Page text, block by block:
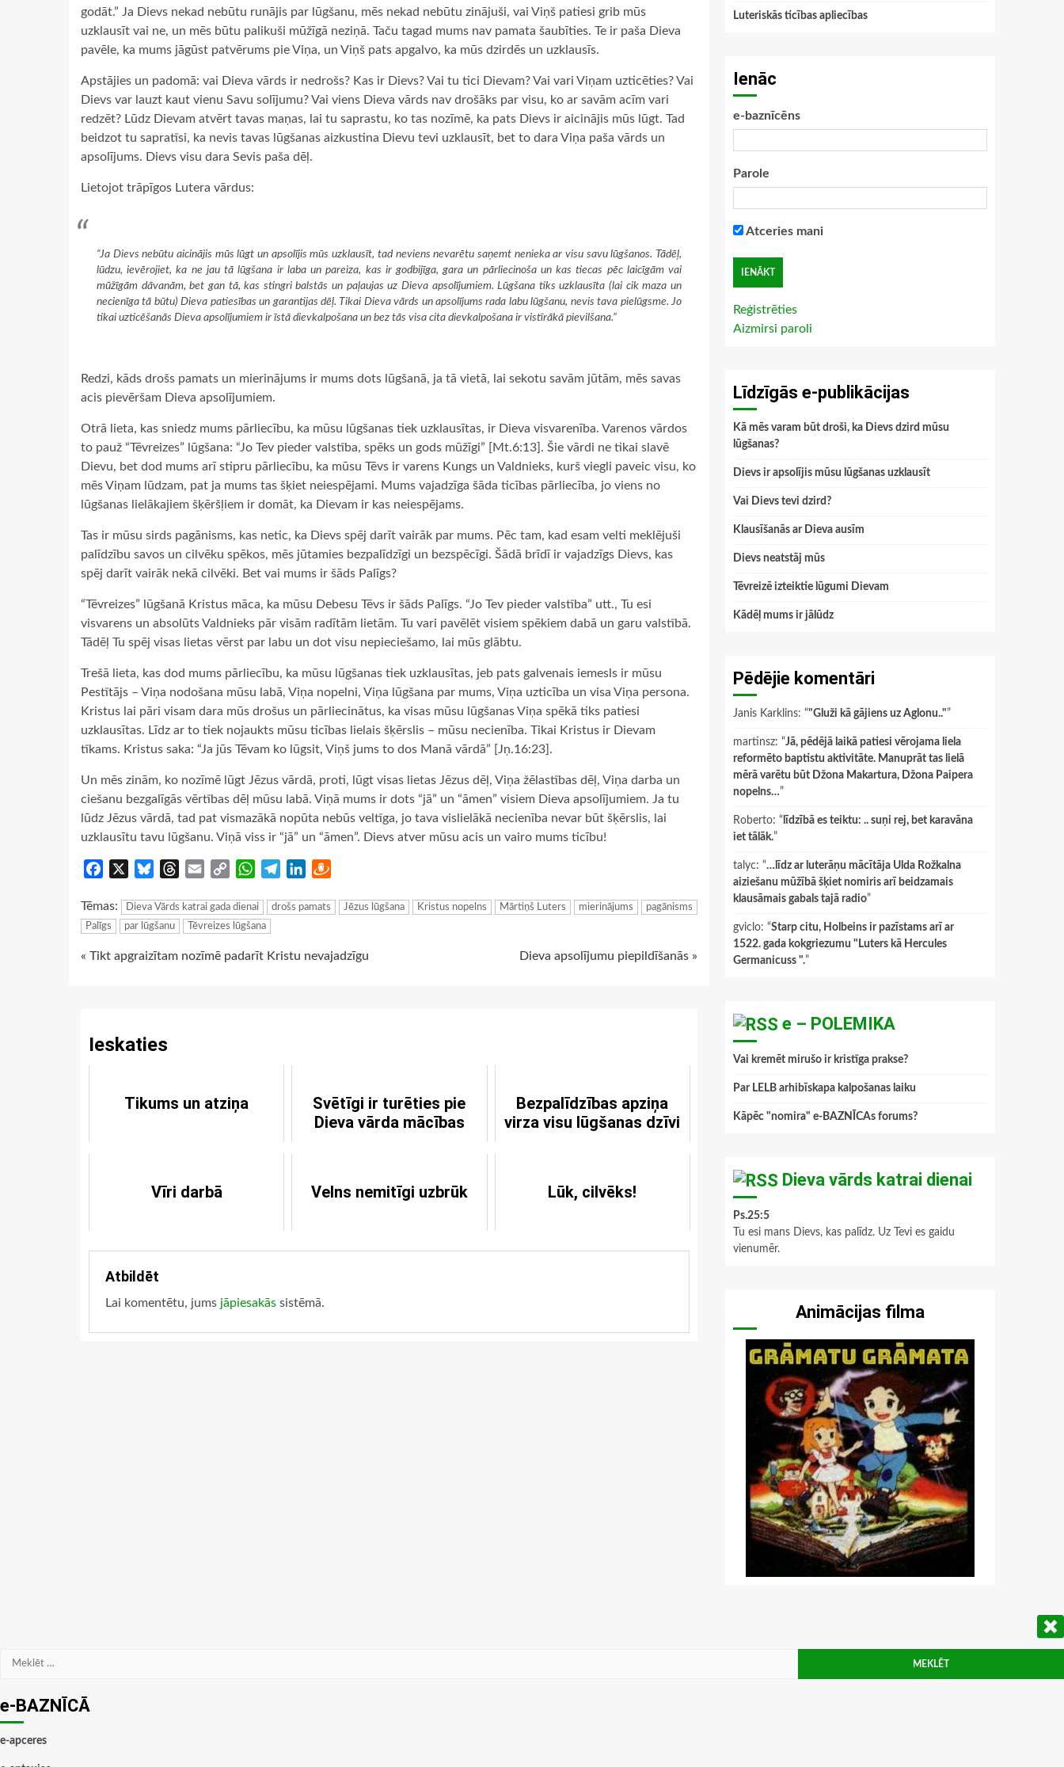
godāt.” Ja Dievs nekad nebūtu runājis par lūgšanu, mēs nekad nebūtu zinājuši, vai Viņš patiesi grib mūs
uzklausīt vai ne, un mēs būtu palikuši mūžīgā neziņā. Taču tagad mums nav pamata šaubīties. Te ir paša Dieva
pavēle, ka mums jāgūst patvērums pie Viņa, un Viņš pats apgalvo, ka mūs dzirdēs un uzklausīs.
Apstājies un padomā: vai Dieva vārds ir nedrošs? Kas ir Dievs? Vai tu tici Dievam? Vai vari Viņam uzticēties? Vai
Dievs var lauzt kaut vienu Savu solījumu? Vai viens Dieva vārds nav drošāks par visu, ko ar savām acīm vari
redzēt? Lūdz Dievam atvērt tavas maņas, lai tu saprastu, ko tas nozīmē, ka pats Dievs ir aicinājis mūs lūgt. Tad
beidzot tu sapratīsi, ka nevis tavas lūgšanas aizkustina Dievu tevi uzklausīt, bet to dara Viņa paša vārds un
apsolījums. Dievs visu dara Sevis paša dēļ.
Lietojot trāpīgos Lutera vārdus:
“Ja Dievs nebūtu aicinājis mūs lūgt un apsolījis mūs uzklausīt, tad neviens nevarētu saņemt nenieka ar visu savu lūgšanos. Tādēļ,
lūdzu, ievērojiet, ka ne jau tā lūgšana ir laba un pareiza, kas ir godbijīga, gara un pārliecinoša un kas tiecas pēc laicīgām vai
mūžīgām dāvanām, bet gan tā, kas stingri balstās un paļaujas uz Dieva apsolījumiem. Lūgšana tiks uzklausīta (lai cik maza un
necienīga tā būtu) Dieva patiesības un garantijas dēļ. Tikai Dieva vārds un apsolījums rada labu lūgšanu, nevis tava pielūgsme. Jo
tikai uzticēšanās Dieva apsolījumiem ir īstā dievkalpošana un bez tās visa cita dievkalpošana ir vistīrākā pievilšana.”
Redzi, kāds drošs pamats un mierinājums ir mums dots lūgšanā, ja tā vietā, lai sekotu savām jūtām, mēs savas
acis pievēršam Dieva apsolījumiem.
Otrā lieta, kas sniedz mums pārliecību, ka mūsu lūgšanas tiek uzklausītas, ir Dieva visvarenība. Varenos vārdos
to pauž “Tēvreizes” lūgšana: “Jo Tev pieder valstība, spēks un gods mūžīgi” [Mt.6:13]. Šie vārdi ne tikai slavē
Dievu, bet dod mums arī stipru pārliecību, ka mūsu Tēvs ir varens Kungs un Valdnieks, kurš viegli paveic visu, ko
mēs Viņam lūdzam, pat ja mums tas šķiet neiespējami. Mums vajadzīga šāda ticības pārliecība, jo viens no
lūgšanas lielākajiem šķēršļiem ir domāt, ka Dievam ir kas neiespējams.
Tas ir mūsu sirds pagānisms, kas netic, ka Dievs spēj darīt vairāk par mums. Pēc tam, kad esam velti meklējuši
palīdzību savos un cilvēku spēkos, mēs jūtamies bezpalīdzīgi un bezspēcīgi. Šādā brīdī ir vajadzīgs Dievs, kas
spēj darīt vairāk nekā cilvēki. Bet vai mums ir šāds Palīgs?
“Tēvreizes” lūgšanā Kristus māca, ka mūsu Debesu Tēvs ir šāds Palīgs. “Jo Tev pieder valstība” utt., Tu esi
visvarens un absolūts Valdnieks pār visām radītām lietām. Tu vari pavēlēt visiem spēkiem dabā un garu valstībā.
Tādēļ Tu spēj visas lietas vērst par labu un dot visu nepieciešamo, lai mūs glābtu.
Trešā lieta, kas dod mums pārliecību, ka mūsu lūgšanas tiek uzklausītas, jeb pats galvenais iemesls ir mūsu
Pestītājs – Viņa nodošana mūsu labā, Viņa nopelni, Viņa lūgšana par mums, Viņa uzticība un visa Viņa persona.
Kristus lai pāri visam dara mūs drošus un pārliecinātus, ka visas mūsu lūgšanas Viņa spēkā tiks patiesi
uzklausītas. Līdz ar to tiek nojaukts mūsu ticības lielais šķērslis – mūsu necienība. Tikai Kristus ir Dievam
tīkams. Kristus saka: “Ja jūs Tēvam ko lūgsit, Viņš jums to dos Manā vārdā” [Jņ.16:23].
Un mēs zinām, ko nozīmē lūgt Jēzus vārdā, proti, lūgt visas lietas Jēzus dēļ, Viņa žēlastības dēļ, Viņa darba un
ciešanu bezgalīgās vērtības dēļ mūsu labā. Viņā mums ir dots “jā” un “āmen” visiem Dieva apsolījumiem. Ja tu
lūdz Jēzus vārdā, tad pat vismazākā nopūta nebūs veltīga, jo tava vislielākā necienība nevar būt šķērslis, lai
uzklausītu tavu lūgšanu. Viņā viss ir “jā” un “āmen”. Dievs atver mūsu acis un vairo mums ticību!
Facebook BlueskyThreads
Email
Copy
WhatsApp
TelegramLinkedIn
Tēmas: Dieva Vārds katrai gada dienai drošs pamats Jēzus lūgšana Kristus nopelns Mārtiņš Luters mierinājums
pagānisms
Palīgs
par lūgšanu Tēvreizes lūgšana
Continue
« Tikt apgraizītam nozīmē padarīt Kristu nevajadzīgu Dieva apsolījumu piepildīšanās »
Ieskaties
Tikums un atziņa
Svētīgi ir turēties pie
Dieva vārda mācības
Bezpalīdzības apziņa
virza visu lūgšanas dzīvi
Vīri darbā Velns nemitīgi uzbrūk Lūk, cilvēks!
Atbildēt
Lai komentētu, jums jāpiesakās sistēmā.
Luteriskās ticības apliecības
Ienāc
e-baznīcēns
Parole
Atceries mani
Reģistrēties
Aizmirsi paroli
Līdzīgās e-publikācijas
Kā mēs varam būt droši, ka Dievs dzird mūsu
lūgšanas?
Dievs ir apsolījis mūsu lūgšanas uzklausīt
Vai Dievs tevi dzird?
Klausīšanās ar Dieva ausīm
Dievs neatstāj mūs
Tēvreizē izteiktie lūgumi Dievam
Kādēļ mums ir jālūdz
Pēdējie komentāri
Janis Karklins: “"Gluži kā gājiens uz Aglonu.."”
martinsz: “Jā, pēdējā laikā patiesi vērojama liela
reformēto baptistu aktivitāte. Manuprāt tas lielā
mērā varētu būt Džona Makartura, Džona Paipera
nopelns…”
Roberto: “ līdzībā es teiktu: .. suņi rej, bet karavāna
iet tālāk.”
talyc: “…līdz ar luterāņu mācītāja Ulda Rožkalna
aiziešanu mūžībā šķiet nomiris arī beidzamais
klausāmais gabals tajā radio”
gviclo: “Starp citu, Holbeins ir pazīstams arī ar
1522. gada kokgriezumu "Luters kā Hercules
Germanicuss ".”
e – POLEMIKA
Vai kremēt mirušo ir kristīga prakse?
Par LELB arhibīskapa kalpošanas laiku
Kāpēc "nomira" e-BAZNĪCAs forums?
Dieva vārds katrai dienai
Ps.25:5
Tu esi mans Dievs, kas palīdz. Uz Tevi es gaidu
vienumēr.
Animācijas filma
Meklēt:
e-BAZNĪCĀ
e-apceres